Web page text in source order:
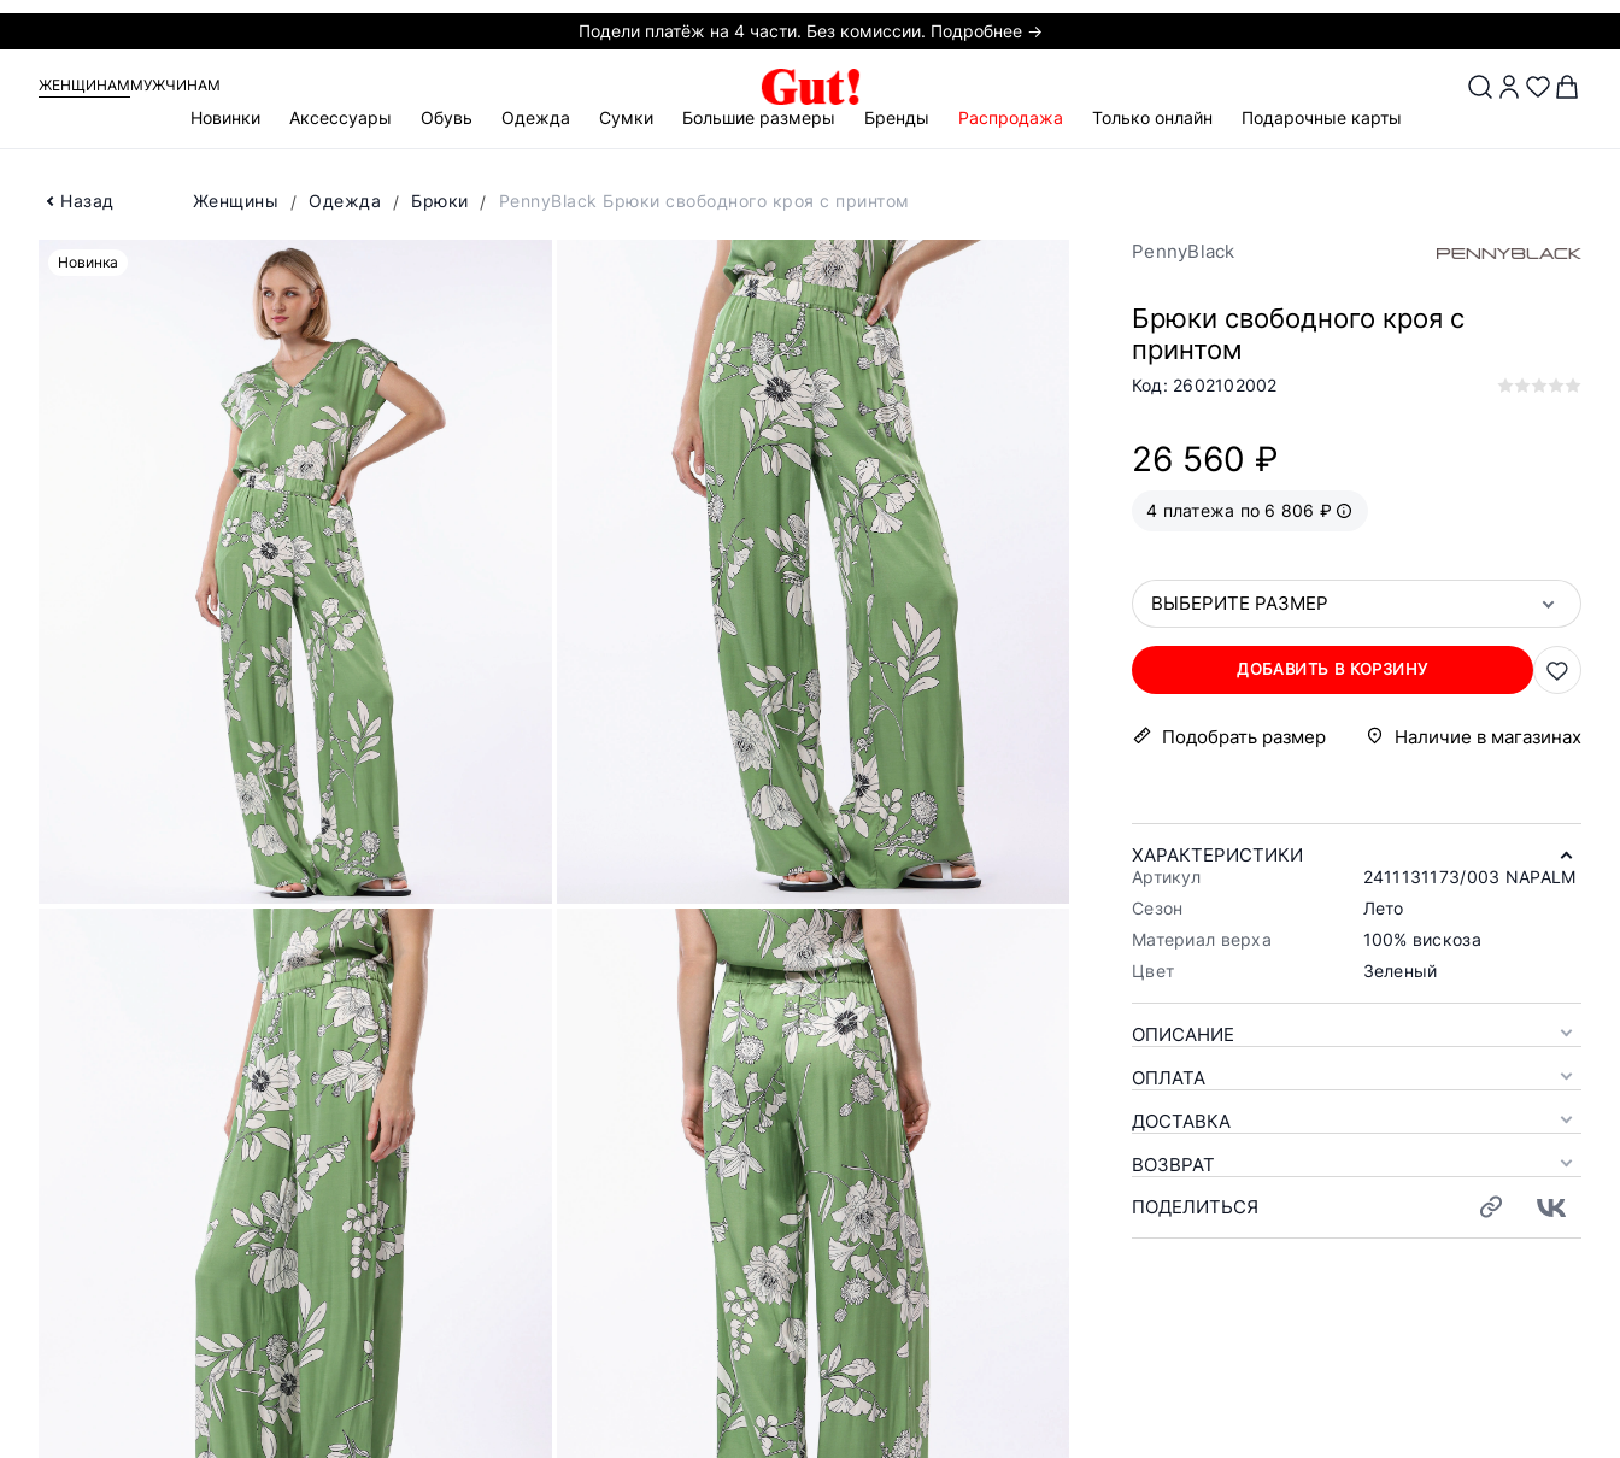
Подели платёж на 4 части. Без комиссии. Подробнее →
ЖЕНЩИНАММУЖЧИНАМ
Новинки Аксессуары Обувь Одежда Сумки Большие размеры Бренды Распродажа Только онлайн Подарочные карты
Назад Женщины Одежда Брюки PennyBlack Брюки свободного кроя с принтом
Новинка PennyBlack
Брюки свободного кроя с
принтом
Код: 2602102002
26 560 ₽
4 платежа по 6 806 ₽
ВЫБЕРИТЕ РАЗМЕР
ДОБАВИТЬ В КОРЗИНУ
Подобрать размер Наличие в магазинах
ХАРАКТЕРИСТИКИ
Артикул
2411131173/003 NAPALM
Сезон
Лето
Материал верха
100% вискоза
Цвет
Зеленый
ОПИСАНИЕ
ОПЛАТА
ДОСТАВКА
ВОЗВРАТ
ПОДЕЛИТЬСЯ